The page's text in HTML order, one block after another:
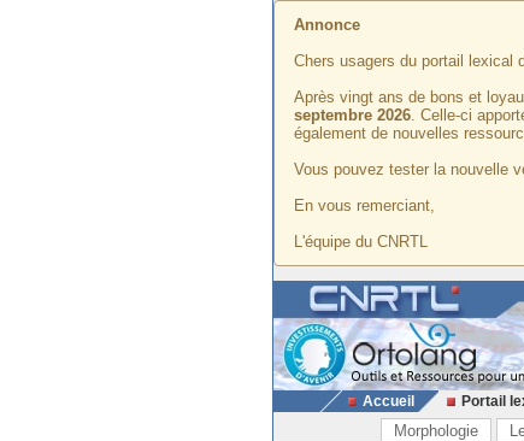
Annonce
Chers usagers du portail lexical
Après vingt ans de bons et
septembre 2026. Celle-ci
également de nouvelles
Vous pouvez tester la nouvelle
En vous remerciant,
L'équipe du CNRTL
Accueil Portail
Morphologie